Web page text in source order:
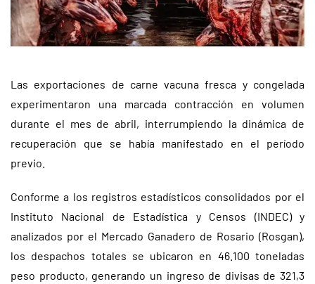
Las exportaciones de carne vacuna fresca y congelada
experimentaron una marcada contracción en volumen
durante el mes de abril, interrumpiendo la dinámica de
recuperación que se había manifestado en el período
previo.
Conforme a los registros estadísticos consolidados por el
Instituto Nacional de Estadística y Censos (INDEC) y
analizados por el Mercado Ganadero de Rosario (Rosgan),
los despachos totales se ubicaron en 46.100 toneladas
peso producto, generando un ingreso de divisas de 321,3